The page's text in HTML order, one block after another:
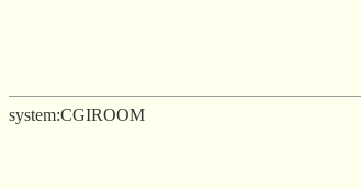
system:CGIROOM